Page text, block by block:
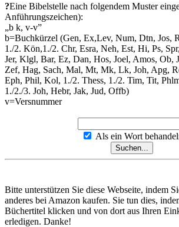
?Eine Bibelstelle nach folgendem Muster
Anführungszeichen):
„b k, v-v”
b=Buchkürzel (Gen, Ex,Lev, Num, Dtn, Jos,
1./2. Kön,1./2. Chr, Esra, Neh, Est, Hi, Ps,
Jer, Klgl, Bar, Ez, Dan, Hos, Joel, Amos, Ob,
Zef, Hag, Sach, Mal, Mt, Mk, Lk, Joh, Apg,
Eph, Phil, Kol, 1./2. Thess, 1./2. Tim, Tit,
1./2./3. Joh, Hebr, Jak, Jud, Offb)
v=Versnummer
Als ein Wort
Bitte unterstützen Sie diese Webseite, indem
anderes bei Amazon kaufen. Sie tun dies,
Büchertitel klicken und von dort aus Ihren
erledigen. Danke!